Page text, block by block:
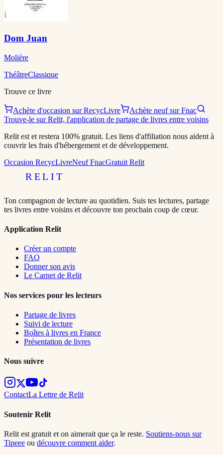
Dom Juan
Molière
ThéâtreClassique
Trouve ce livre
Achète d'occasion sur RecycLivre
Achète neuf sur Fnac
Trouve-le sur Relit, l'application de partage de livres entre voisins
Relit est et restera 100% gratuit. Les liens d'affiliation nous aident à
couvrir les frais d'hébergement et de développement.
Occasion RecycLivreNeuf FnacGratuit Relit
RELIT
Ton compagnon de lecture au quotidien. Suis tes lectures, partage
tes livres entre voisins et découvre ton prochain coup de cœur.
Application Relit
Créer un compte
FAQ
Donner son avis
Le Carnet de Relit
Nos services pour les lecteurs
Partage de livres
Suivi de lecture
Boîtes à livres en France
Présentation de livres
Nous suivre
ContactLa Lettre de Relit
Soutenir Relit
Relit est gratuit et on aimerait que ça le reste. Soutiens-nous sur
Tipeee ou découvre comment aider.